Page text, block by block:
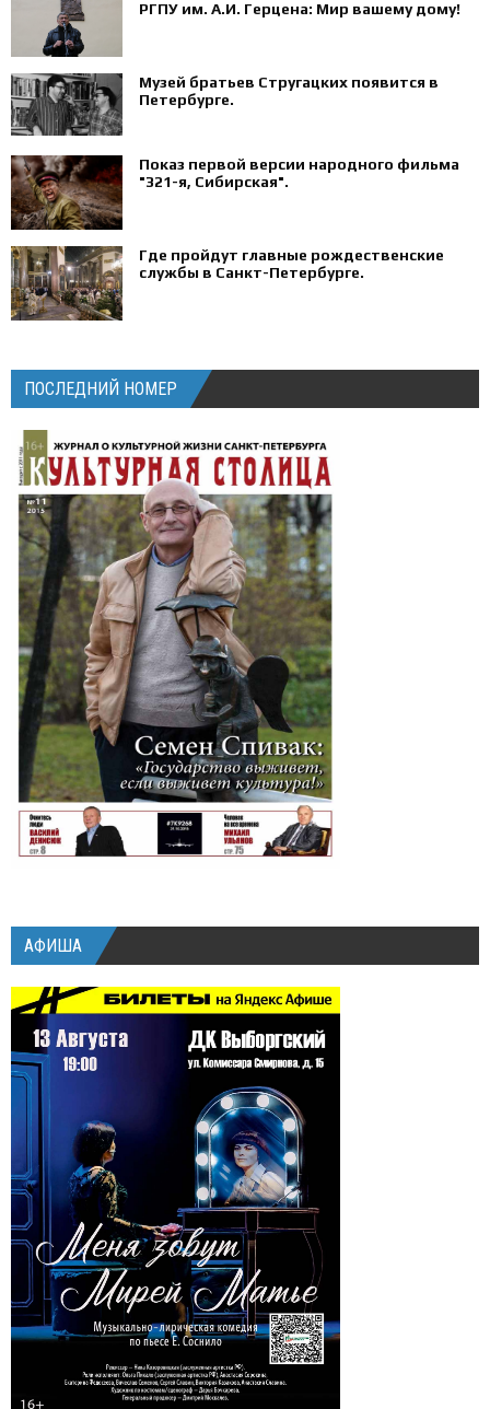
РГПУ им. А.И. Герцена: Мир вашему дому!
Музей братьев Стругацких появится в
Петербурге‍.
Показ первой версии народного фильма
"321-я, Сибирская".
Где пройдут главные рождественские
службы в Санкт-Петербурге.
ПОСЛЕДНИЙ НОМЕР
АФИША